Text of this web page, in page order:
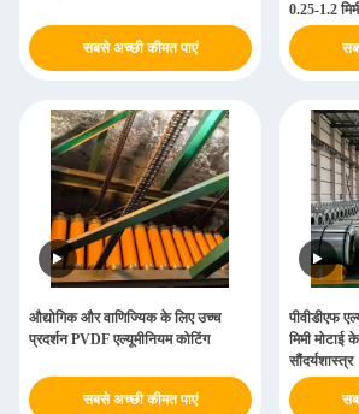
सबसे अच्छी कीमत पाएं
0.25-1.2
तन्यता शक्ति
औद्योगिक और वाणिज्यिक के लिए उच्च
प्रदर्शन PVDF एल्यूमीनियम कोटिंग
सबसे अच्छी कीमत पाएं
पीवीडीएफ
मिमी मोटाई
सौंदर्यशास्त्र